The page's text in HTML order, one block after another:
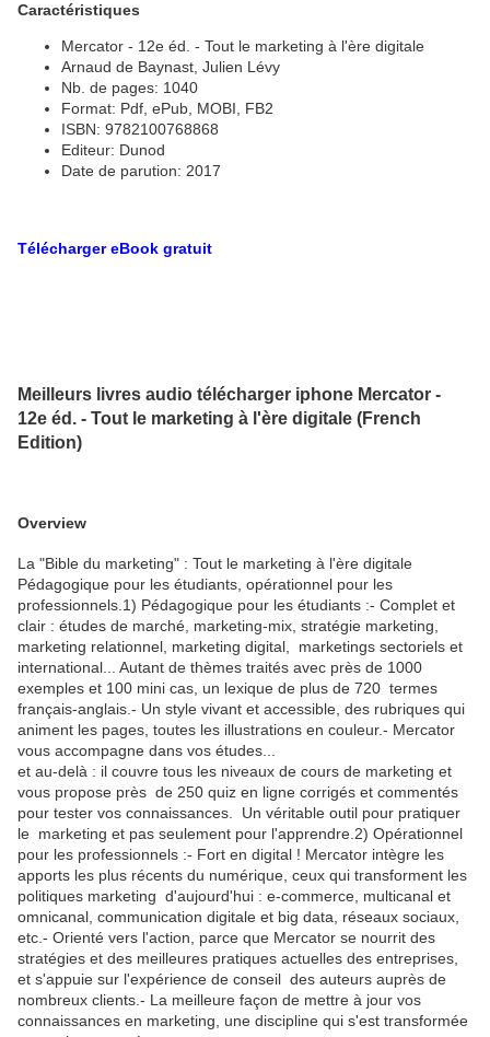
Caractéristiques
Mercator - 12e éd. - Tout le marketing à l'ère digitale
Arnaud de Baynast, Julien Lévy
Nb. de pages: 1040
Format: Pdf, ePub, MOBI, FB2
ISBN: 9782100768868
Editeur: Dunod
Date de parution: 2017
Télécharger eBook gratuit
Meilleurs livres audio télécharger iphone Mercator -
12e éd. - Tout le marketing à l'ère digitale (French
Edition)
Overview
La "Bible du marketing" : Tout le marketing à l'ère digitale
Pédagogique pour les étudiants, opérationnel pour les
professionnels.1) Pédagogique pour les étudiants :- Complet et
clair : études de marché, marketing-mix, stratégie marketing,
marketing relationnel, marketing digital, marketings sectoriels et
international... Autant de thèmes traités avec près de 1000
exemples et 100 mini cas, un lexique de plus de 720 termes
français-anglais.- Un style vivant et accessible, des rubriques qui
animent les pages, toutes les illustrations en couleur.- Mercator
vous accompagne dans vos études...
et au-delà : il couvre tous les niveaux de cours de marketing et
vous propose près de 250 quiz en ligne corrigés et commentés
pour tester vos connaissances. Un véritable outil pour pratiquer
le marketing et pas seulement pour l'apprendre.2) Opérationnel
pour les professionnels :- Fort en digital ! Mercator intègre les
apports les plus récents du numérique, ceux qui transforment les
politiques marketing d'aujourd'hui : e-commerce, multicanal et
omnicanal, communication digitale et big data, réseaux sociaux,
etc.- Orienté vers l'action, parce que Mercator se nourrit des
stratégies et des meilleures pratiques actuelles des entreprises,
et s'appuie sur l'expérience de conseil des auteurs auprès de
nombreux clients.- La meilleure façon de mettre à jour vos
connaissances en marketing, une discipline qui s'est transformée